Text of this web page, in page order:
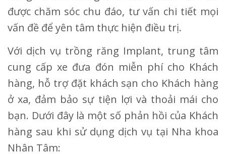
được chăm sóc chu đáo, tư vấn chi tiết mọi
vấn đề để yên tâm thực hiện điều trị.
Với dịch vụ trồng răng Implant, trung tâm
cung cấp xe đưa đón miễn phí cho Khách
hàng, hỗ trợ đặt khách sạn cho Khách hàng
ở xa, đảm bảo sự tiện lợi và thoải mái cho
bạn. Dưới đây là một số phản hồi của Khách
hàng sau khi sử dụng dịch vụ tại Nha khoa
Nhân Tâm: